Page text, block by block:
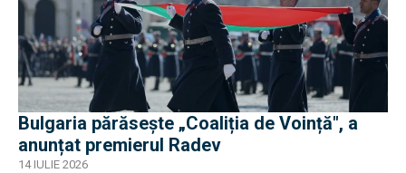
Bulgaria părăsește „Coaliția de Voință", a
anunțat premierul Radev
14 IULIE 2026